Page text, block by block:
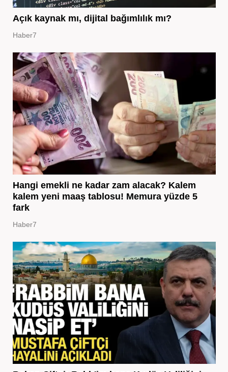
Açık kaynak mı, dijital bağımlılık mı?
Haber7
Hangi emekli ne kadar zam alacak? Kalem
kalem yeni maaş tablosu! Memura yüzde 5
fark
Haber7